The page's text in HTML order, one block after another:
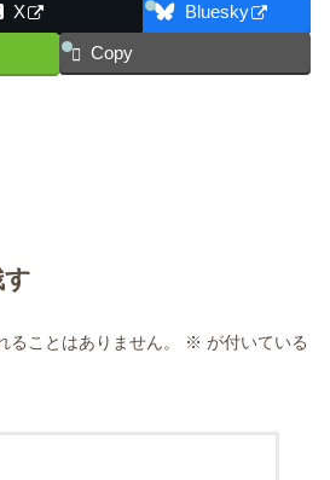
X Bluesky
Copy
ることはありません。 ※ が付いている